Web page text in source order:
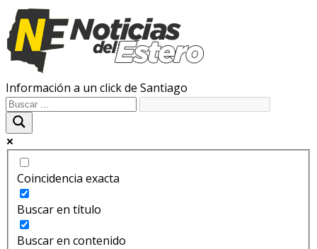
Información a un click de Santiago
Coincidencia exacta
Buscar en título
Buscar en contenido